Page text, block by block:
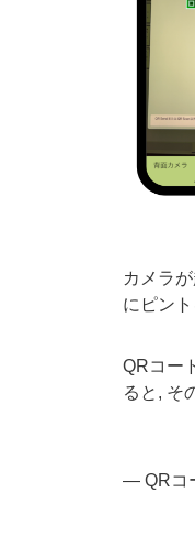
カメラ
にピン
QRコー
ると, そ
— QRコ